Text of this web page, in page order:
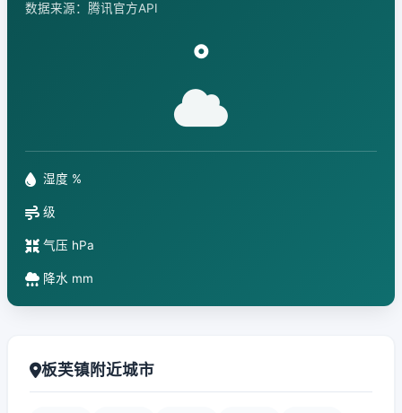
数据来源：腾讯官方API
°
湿度 %
级
气压 hPa
降水 mm
板芙镇附近城市